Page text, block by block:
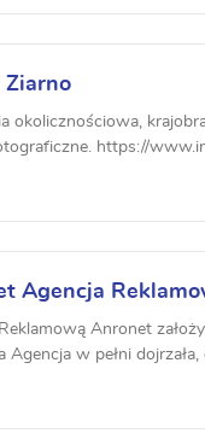
Ziarno
okolicznościowa,
https://
Agencja
Anronet
Agencja w pełni